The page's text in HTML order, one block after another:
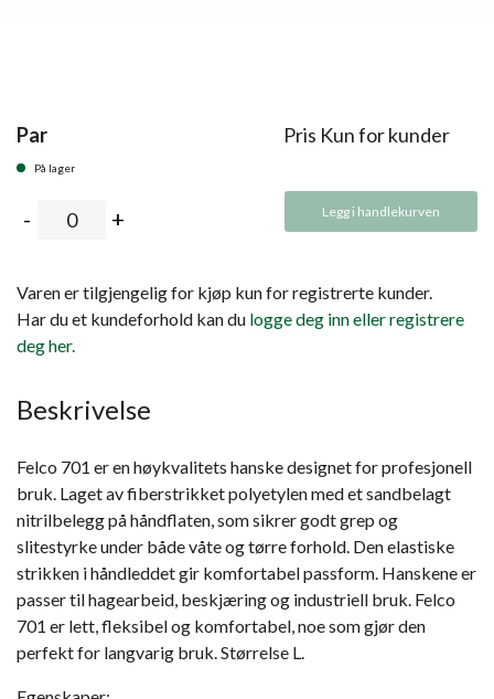
Par
På lager
Pris Kun for kunder
Legg i handlekurven
Varen er tilgjengelig for kjøp kun for registrerte kunder.
Har du et kundeforhold kan du logge deg inn eller registrere
deg her.
Beskrivelse
Felco 701 er en høykvalitets hanske designet for profesjonell
bruk. Laget av fiberstrikket polyetylen med et sandbelagt
nitrilbelegg på håndflaten, som sikrer godt grep og
slitestyrke under både våte og tørre forhold. Den elastiske
strikken i håndleddet gir komfortabel passform. Hanskene er
passer til hagearbeid, beskjæring og industriell bruk. Felco
701 er lett, fleksibel og komfortabel, noe som gjør den
perfekt for langvarig bruk​. Størrelse L.